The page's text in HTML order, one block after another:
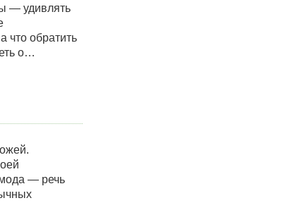
— удивлять
что обратить
о…
— речь